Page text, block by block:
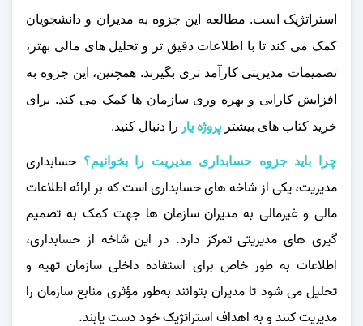
استراتژیک است. مطالعه این جزوه به مدیران و دانشجویان
کمک می‌ کند تا با اطلاعات دقیق‌ تر و تحلیل‌ های مالی بهتر،
تصمیمات مدیریتی کارآمد تری بگیرند. همچنین، این جزوه به
افزایش کارایی و بهره‌ وری سازمان‌ ها کمک می‌ کند. برای
خرید کتاب های بیشتر پروژه یار را دنبال کنید.
چرا باید جزوه حسابداری مدیریت را بخوانیم؟ حسابداری
مدیریت، یکی از شاخه‌ های حسابداری است که بر ارائه اطلاعات
مالی و غیرمالی به مدیران سازمان‌ ها جهت کمک به تصمیم‌
گیری‌ های مدیریتی تمرکز دارد. در این شاخه از حسابداری،
اطلاعات به‌ طور خاص برای استفاده داخلی سازمان تهیه و
تحلیل می‌ شود تا مدیران بتوانند به‌طور مؤثری منابع سازمان را
مدیریت کنند و به اهداف استراتژیک خود دست یابند.